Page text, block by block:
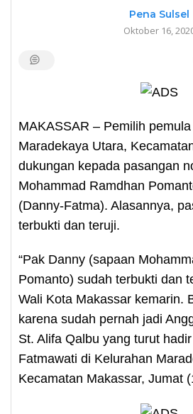
Pena Sulsel
Oktober 16,
MAKASSAR – Pemilih
Maradekaya Utara,
dukungan kepada pasangan
Mohammad Ramdhan
(Danny-Fatma). Alasannya,
terbukti dan teruji.
“Pak Danny (sapaan
Pomanto) sudah terbukti dan
Wali Kota Makassar kemarin.
karena sudah pernah jadi
St. Alifa Qalbu yang turut
Fatmawati di Kelurahan
Kecamatan Makassar, Jumat